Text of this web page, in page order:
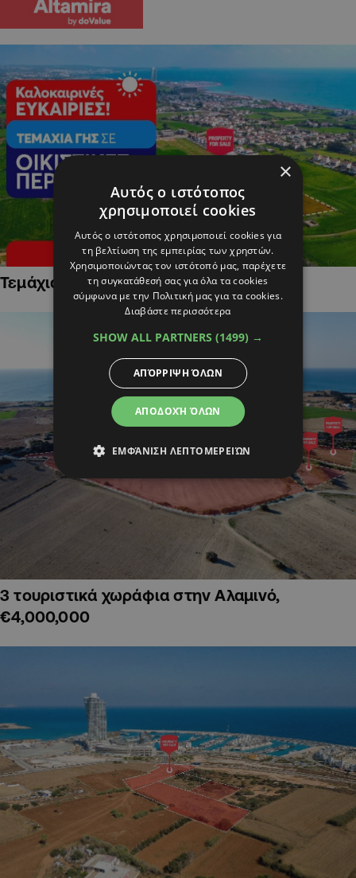
Τεμάχια Γης σε Οικιστικές Περιοχές
3 τουριστικά χωράφια στην Αλαμινό,
€4,000,000
×
Αυτός ο ιστότοπος
χρησιμοποιεί cookies
Αυτός ο ιστότοπος χρησιμοποιεί cookies για
τη βελτίωση της εμπειρίας των χρηστών.
Χρησιμοποιώντας τον ιστότοπό μας, παρέχετε
τη συγκατάθεσή σας για όλα τα cookies
σύμφωνα με την Πολιτική μας για τα cookies.
Διαβάστε περισσότερα
SHOW ALL PARTNERS (1499) →
ΑΠΟΔΟΧΉ ΌΛΩΝ
ΑΠΌΡΡΙΨΗ ΌΛΩΝ
ΕΜΦΆΝΙΣΗ ΛΕΠΤΟΜΕΡΕΙΏΝ